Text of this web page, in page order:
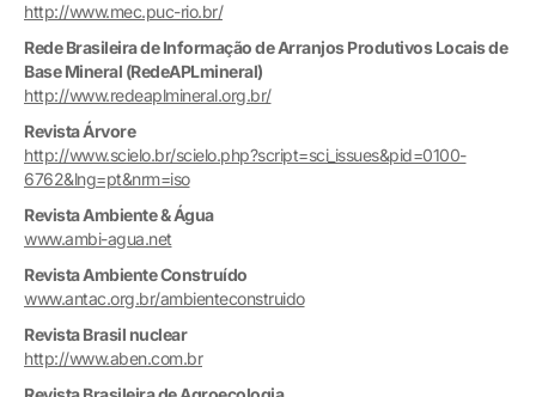
http://www.mec.puc-rio.br/
Rede Brasileira de Informação de Arranjos Produtivos Locais de
Base Mineral (RedeAPLmineral)
http://www.redeaplmineral.org.br/
Revista Árvore
http://www.scielo.br/scielo.php?script=sci_issues&pid=0100-
6762&lng=pt&nrm=iso
Revista Ambiente & Água
www.ambi-agua.net
Revista Ambiente Construído
www.antac.org.br/ambienteconstruido
Revista Brasil nuclear
http://www.aben.com.br